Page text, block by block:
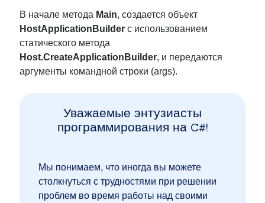
В начале метода Main, создается объект
HostApplicationBuilder с использованием
статического метода
Host.CreateApplicationBuilder, и передаются
аргументы командной строки (args).
Уважаемые энтузиасты
программирования на C#!
Мы понимаем, что иногда вы можете
столкнуться с трудностями при решении
проблем во время работы над своими